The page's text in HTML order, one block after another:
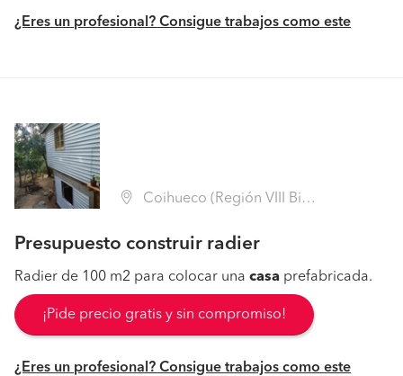
¿Eres un profesional? Consigue trabajos como este
Coihueco (Región VIII Biobío - Ñuble)
Presupuesto construir radier
Radier de 100 m2 para colocar una casa prefabricada.
¡Pide precio gratis y sin compromiso!
¿Eres un profesional? Consigue trabajos como este